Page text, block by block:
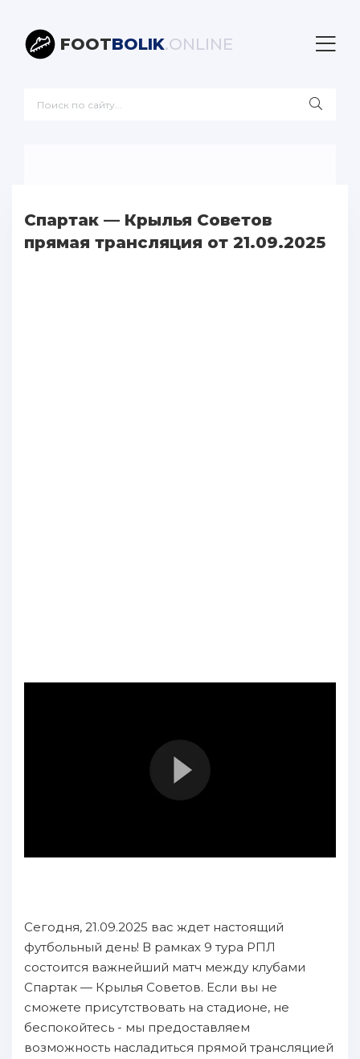
FOOTBOLIK.ONLINE
Спартак — Крылья Советов
прямая трансляция от 21.09.2025
Сегодня, 21.09.2025 вас ждет настоящий
футбольный день! В рамках 9 тура РПЛ
состоится важнейший матч между клубами
Спартак — Крылья Советов. Если вы не
сможете присутствовать на стадионе, не
беспокойтесь - мы предоставляем
возможность насладиться прямой трансляцией